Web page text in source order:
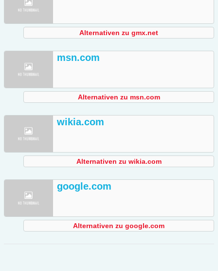
Alternativen zu gmx.net
msn.com
Alternativen zu msn.com
wikia.com
Alternativen zu wikia.com
google.com
Alternativen zu google.com